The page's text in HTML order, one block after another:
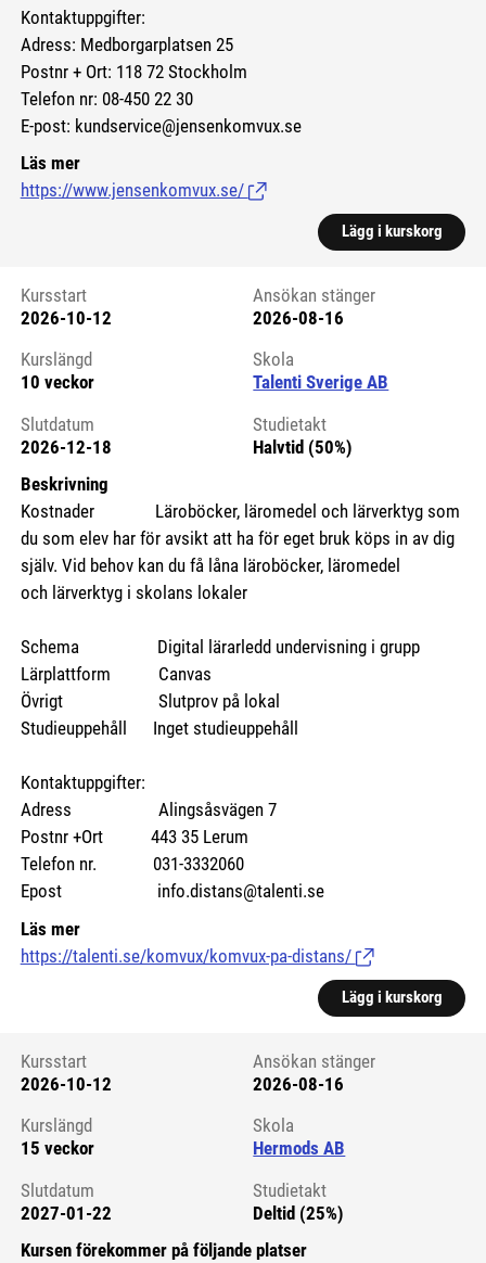
Kontaktuppgifter:
Adress: Medborgarplatsen 25
Postnr + Ort: 118 72 Stockholm
Telefon nr: 08-450 22 30
E-post: kundservice@jensenkomvux.se
Läs mer
https://www.jensenkomvux.se/ (Länk till extern sida.)
Lägg i kurskorg
Kursstart 6275460
Kursstart
2026-10-12
Ansökan stänger
2026-08-16
Kurslängd
10 veckor
Skola
Talenti Sverige AB
Slutdatum
2026-12-18
Studietakt
Halvtid (50%)
Beskrivning
Kostnader Läroböcker, läromedel och lärverktyg som
du som elev har för avsikt att ha för eget bruk köps in av dig
själv. Vid behov kan du få låna läroböcker, läromedel
och lärverktyg i skolans lokaler
Schema Digital lärarledd undervisning i grupp
Lärplattform Canvas
Övrigt Slutprov på lokal
Studieuppehåll Inget studieuppehåll
Kontaktuppgifter:
Adress Alingsåsvägen 7
Postnr +Ort 443 35 Lerum
Telefon nr. 031-3332060
Epost info.distans@talenti.se
Läs mer
https://talenti.se/komvux/komvux-pa-distans/ (Länk till extern
Lägg i kurskorg
Kursstart 6177901
Kursstart
2026-10-12
Ansökan stänger
2026-08-16
Kurslängd
15 veckor
Skola
Hermods AB
Slutdatum
2027-01-22
Studietakt
Deltid (25%)
Kursen förekommer på följande platser